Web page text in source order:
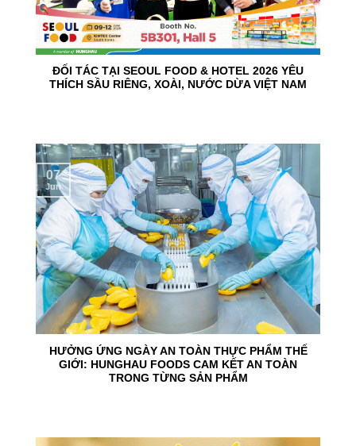
ĐỐI TÁC TẠI SEOUL FOOD & HOTEL 2026 YÊU
THÍCH SẦU RIÊNG, XOÀI, NƯỚC DỪA VIỆT NAM
HƯỞNG ỨNG NGÀY AN TOÀN THỰC PHẨM THẾ
GIỚI: HUNGHAU FOODS CAM KẾT AN TOÀN
TRONG TỪNG SẢN PHẨM
07
Jun